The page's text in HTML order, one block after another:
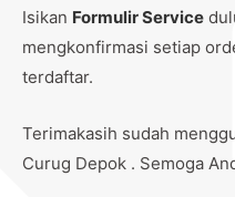
Isikan Formulir Service
mengkonfirmasi setiap
terdaftar.
Terimakasih sudah
Curug Depok . Semoga